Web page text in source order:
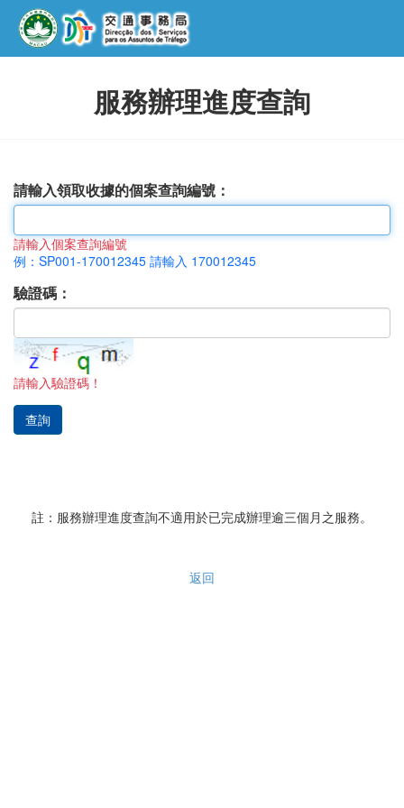
服務辦理進度查詢
請輸入領取收據的個案查詢編號：
請輸入個案查詢編號
例：SP001-170012345 請輸入 170012345
驗證碼：
請輸入驗證碼！
查詢
註：服務辦理進度查詢不適用於已完成辦理逾三個月之服務。
返回